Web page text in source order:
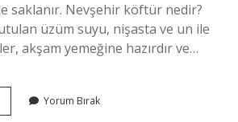
saklanır. Nevşehir köftür nedir?
üzüm suyu, nişasta ve un ile
akşam yemeğine hazırdır ve…
Yorum Bırak